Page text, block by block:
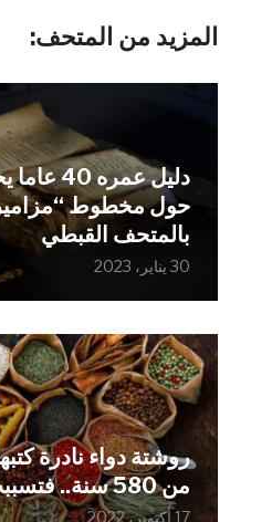
المزيد من المتحف:
دليل عمره
حول مخطوط
بالمتحف القبطي
30 يناير، 2023
روشتة دواء نادرة
من 580 سنة.. فتسببت في إعدامه
17 أكتوبر، 2022